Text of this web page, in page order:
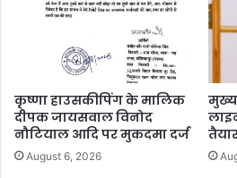
कृष्णा हाउसकीपिंग के मालिक
दीपक जायसवाल विनोद
नौटियाल आदि पर मुकदमा दर्ज
August 6, 2026
मुख्य